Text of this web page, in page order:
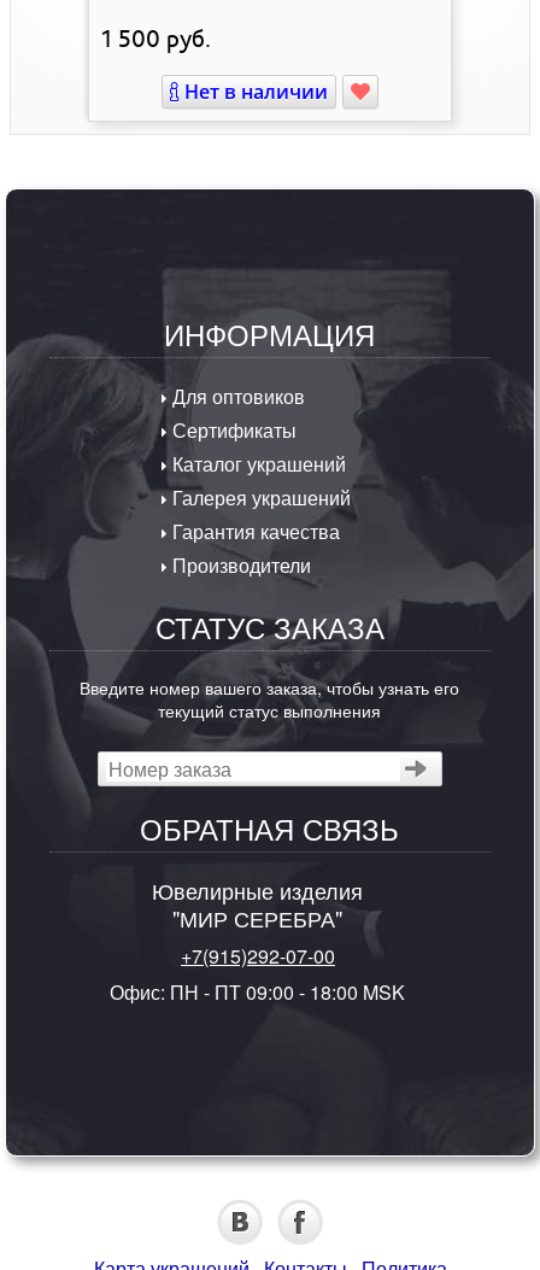
1 500 руб.
Нет в наличии
ИНФОРМАЦИЯ
Для оптовиков
Сертификаты
Каталог украшений
Галерея украшений
Гарантия качества
Производители
СТАТУС ЗАКАЗА
Введите номер вашего заказа, чтобы узнать его
текущий статус выполнения
ОБРАТНАЯ СВЯЗЬ
Ювелирные изделия
"МИР СЕРЕБРА"
+7(915)292-07-00
Офис: ПН - ПТ 09:00 - 18:00 MSK